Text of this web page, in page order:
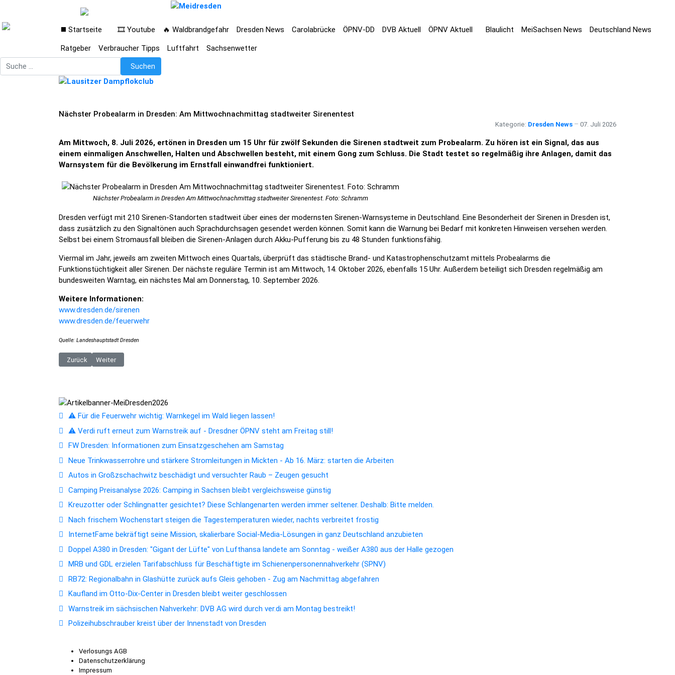
◼️ Startseite 🎞️ Youtube 🔥 Waldbrandgefahr Dresden News Carolabrücke ÖPNV-DD DVB Aktuell ÖPNV Aktuell Blaulicht MeiSachsen News Deutschland News
Ratgeber Verbraucher Tipps Luftfahrt
Sachsenwetter
Suchen
Suchen
Nächster Probealarm in Dresden: Am Mittwochnachmittag stadtweiter Sirenentest
Kategorie: Dresden News 07. Juli 2026
Am Mittwoch, 8. Juli 2026, ertönen in Dresden um 15 Uhr für zwölf Sekunden die Sirenen stadtweit zum Probealarm. Zu hören ist ein Signal, das aus
einem einmaligen Anschwellen, Halten und Abschwellen besteht, mit einem Gong zum Schluss. Die Stadt testet so regelmäßig ihre Anlagen, damit das
Warnsystem für die Bevölkerung im Ernstfall einwandfrei funktioniert.
Nächster Probealarm in Dresden Am Mittwochnachmittag stadtweiter Sirenentest. Foto: Schramm
Dresden verfügt mit 210 Sirenen-Standorten stadtweit über eines der modernsten Sirenen-Warnsysteme in Deutschland. Eine Besonderheit der Sirenen in Dresden ist,
dass zusätzlich zu den Signaltönen auch Sprachdurchsagen gesendet werden können. Somit kann die Warnung bei Bedarf mit konkreten Hinweisen versehen werden.
Selbst bei einem Stromausfall bleiben die Sirenen-Anlagen durch Akku-Pufferung bis zu 48 Stunden funktionsfähig.
Viermal im Jahr, jeweils am zweiten Mittwoch eines Quartals, überprüft das städtische Brand- und Katastrophenschutzamt mittels Probealarms die
Funktionstüchtigkeit aller Sirenen. Der nächste reguläre Termin ist am Mittwoch, 14. Oktober 2026, ebenfalls 15 Uhr. Außerdem beteiligt sich Dresden regelmäßig am
bundesweiten Warntag, ein nächstes Mal am Donnerstag, 10. September 2026.
Weitere Informationen:
www.dresden.de/sirenen
www.dresden.de/feuerwehr
Quelle: Landeshauptstadt Dresden
Vorheriger Beitrag: Voten sie für ihren Favoriten der "Neuen Carolabrücke" - Abstimmung noch bis 19. Juli möglich
Zurück Nächster Beitrag: Neue Elberadweg-Piktogramme verbessern die Orientierung im Dresdner Stadtgebiet
Weiter
⚠️ Für die Feuerwehr wichtig: Warnkegel im Wald liegen lassen!
⚠️ Verdi ruft erneut zum Warnstreik auf - Dresdner ÖPNV steht am Freitag still!
FW Dresden: Informationen zum Einsatzgeschehen am Samstag
Neue Trinkwasserrohre und stärkere Stromleitungen in Mickten - Ab 16. März: starten die Arbeiten
Autos in Großzschachwitz beschädigt und versuchter Raub – Zeugen gesucht
Camping Preisanalyse 2026: Camping in Sachsen bleibt vergleichsweise günstig
Kreuzotter oder Schlingnatter gesichtet? Diese Schlangenarten werden immer seltener. Deshalb: Bitte melden.
Nach frischem Wochenstart steigen die Tagestemperaturen wieder, nachts verbreitet frostig
InternetFame bekräftigt seine Mission, skalierbare Social-Media-Lösungen in ganz Deutschland anzubieten
Doppel A380 in Dresden: "Gigant der Lüfte" von Lufthansa landete am Sonntag - weißer A380 aus der Halle gezogen
MRB und GDL erzielen Tarifabschluss für Beschäftigte im Schienenpersonennahverkehr (SPNV)
RB72: Regionalbahn in Glashütte zurück aufs Gleis gehoben - Zug am Nachmittag abgefahren
Kaufland im Otto-Dix-Center in Dresden bleibt weiter geschlossen
Warnstreik im sächsischen Nahverkehr: DVB AG wird durch ver.di am Montag bestreikt!
Polizeihubschrauber kreist über der Innenstadt von Dresden
Verlosungs AGB
Datenschutzerklärung
Impressum